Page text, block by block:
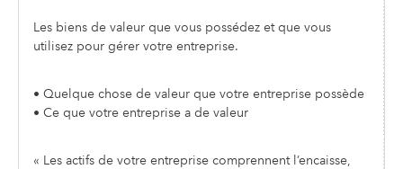
Les biens de valeur que vous possédez et que vous
utilisez pour gérer votre entreprise.
• Quelque chose de valeur que votre entreprise possède
• Ce que votre entreprise a de valeur
« Les actifs de votre entreprise comprennent l’encaisse,